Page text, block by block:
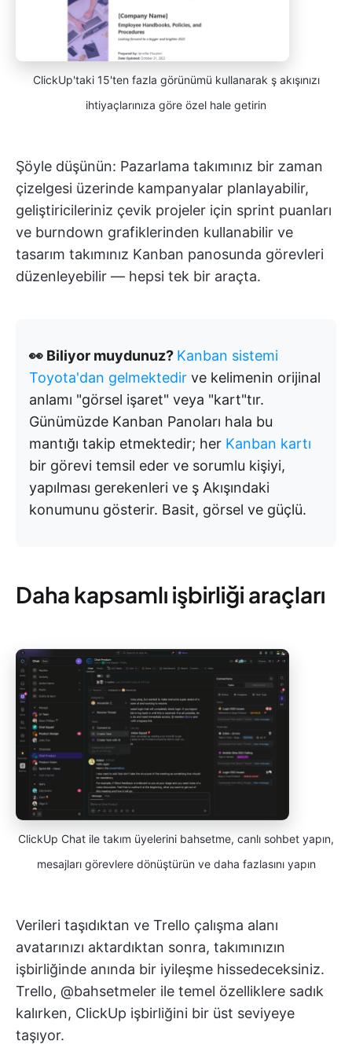
ClickUp'taki 15'ten fazla görünümü kullanarak ş akışınızı
ihtiyaçlarınıza göre özel hale getirin
Şöyle düşünün: Pazarlama takımınız bir zaman
çizelgesi üzerinde kampanyalar planlayabilir,
geliştiricileriniz çevik projeler için sprint puanları
ve burndown grafiklerinden kullanabilir ve
tasarım takımınız Kanban panosunda görevleri
düzenleyebilir — hepsi tek bir araçta.
👀 Biliyor muydunuz? Kanban sistemi
Toyota'dan gelmektedir ve kelimenin orijinal
anlamı "görsel işaret" veya "kart"tır.
Günümüzde Kanban Panoları hala bu
mantığı takip etmektedir; her Kanban kartı
bir görevi temsil eder ve sorumlu kişiyi,
yapılması gerekenleri ve ş Akışındaki
konumunu gösterir. Basit, görsel ve güçlü.
Daha kapsamlı işbirliği araçları
ClickUp Chat ile takım üyelerini bahsetme, canlı sohbet yapın,
mesajları görevlere dönüştürün ve daha fazlasını yapın
Verileri taşıdıktan ve Trello çalışma alanı
avatarınızı aktardıktan sonra, takımınızın
işbirliğinde anında bir iyileşme hissedeceksiniz.
Trello, @bahsetmeler ile temel özelliklere sadık
kalırken, ClickUp işbirliğini bir üst seviyeye
taşıyor.